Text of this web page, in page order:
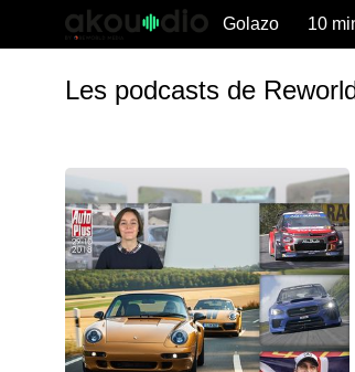
Golazo 10
Les podcasts de